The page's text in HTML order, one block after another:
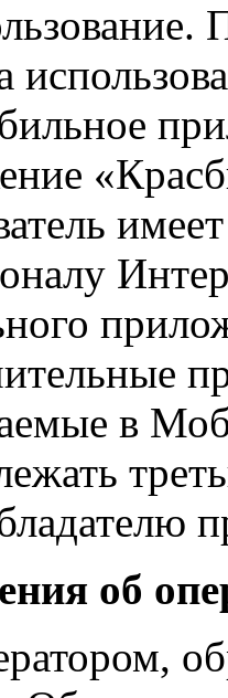
в
об